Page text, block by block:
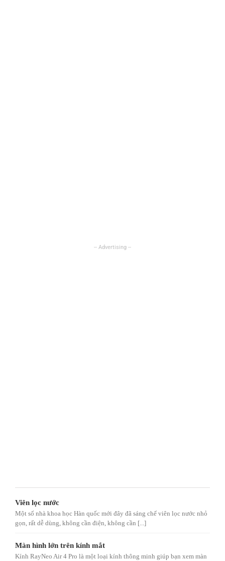
Viên lọc nước
Một số nhà khoa học Hàn quốc mới đây đã sáng chế viên lọc nước nhỏ
gọn, rất dễ dùng, không cần điện, không cần [...]
Màn hình lớn trên kính mắt
Kính RayNeo Air 4 Pro là một loại kính thông minh giúp bạn xem màn